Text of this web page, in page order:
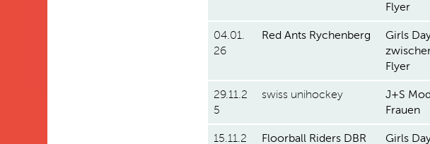
Flyer
04.01.
26
Red Ants Rychenberg
Girls
Flyer
29.11.2
5
swiss unihockey
J+S
Frauen
15.11.2 Floorball Riders DBR Girls